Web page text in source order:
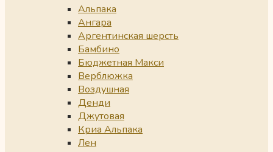
Альпака
Ангара
Аргентинская шерсть
Бамбино
Бюджетная Макси
Верблюжка
Воздушная
Денди
Джутовая
Криа Альпака
Лен